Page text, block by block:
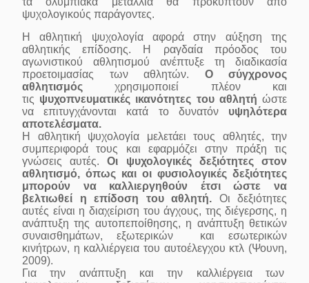
ψυχολογικούς παράγοντες.
Η αθλητική ψυχολογία αφορά στην αύξηση της
αθλητικής επίδοσης. Η ραγδαία πρόοδος του
αγωνιστικού αθλητισμού ανέπτυξε τη διαδικασία
προετοιμασίας των αθλητών. Ο σύγχρονος
αθλητισμόςχρησιμοποιεί πλέον και
τις ψυχοπνευματικές ικανότητες του αθλητήώστε
να επιτυγχάνονται κατά το δυνατόν υψηλότερα
αποτελέσματα.
Η αθλητική ψυχολογία μελετάει τους αθλητές, την
συμπεριφορά τους και εφαρμόζει στην πράξη τις
γνώσεις αυτές.Οι ψυχολογικές δεξιότητες στον
αθλητισμό, όπως και οι φυσιολογικές δεξιότητες
μπορούν να καλλιεργηθούν έτσι ώστε να
βελτιωθεί η επίδοση του αθλητή. Οι δεξιότητες
αυτές είναι η διαχείριση του άγχους, της διέγερσης, η
ανάπτυξη της αυτοπεποίθησης, η ανάπτυξη θετικών
συναισθημάτων, εξωτερικών και εσωτερικών
κινήτρων, η καλλιέργεια του αυτοέλεγχου κτλ (Ψουνη,
2009).
Για την ανάπτυξη και την καλλιέργεια των